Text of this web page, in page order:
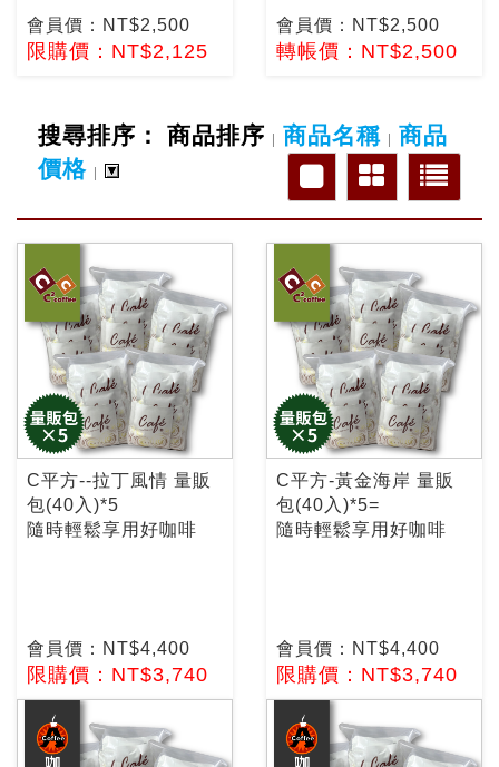
會員價：NT$2,500
限購價：NT$2,125
會員價：NT$2,500
轉帳價：NT$2,500
搜尋排序： 商品排序 | 商品名稱 | 商品
價格 |
C平方--拉丁風情 量販
包(40入)*5
隨時輕鬆享用好咖啡
會員價：NT$4,400
限購價：NT$3,740
C平方-黃金海岸 量販
包(40入)*5=
隨時輕鬆享用好咖啡
會員價：NT$4,400
限購價：NT$3,740